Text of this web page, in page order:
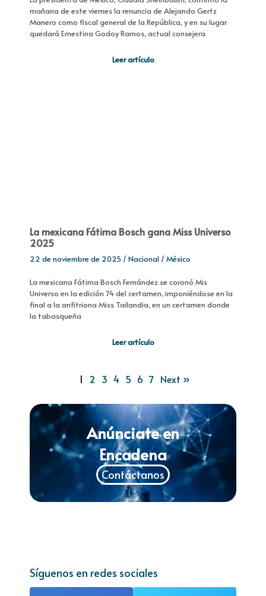
mañana de este viernes la renuncia de Alejando Gertz
Manero como fiscal general de la República, y en su lugar
quedará Ernestina Godoy Ramos, actual consejera
Leer artículo
La mexicana Fátima Bosch gana Miss Universo
2025
22 de noviembre de 2025 / Nacional / México
La mexicana Fátima Bosch Fernández se coronó Mis
Universo en la edición 74 del certamen, imponiéndose en la
final a la anfitriona Miss Tailandia, en un certamen donde
la tabasqueña
Leer artículo
1 2 3 4 5 6 7 Next »
Anúnciate en
Encadena
Contáctanos
Síguenos en redes sociales